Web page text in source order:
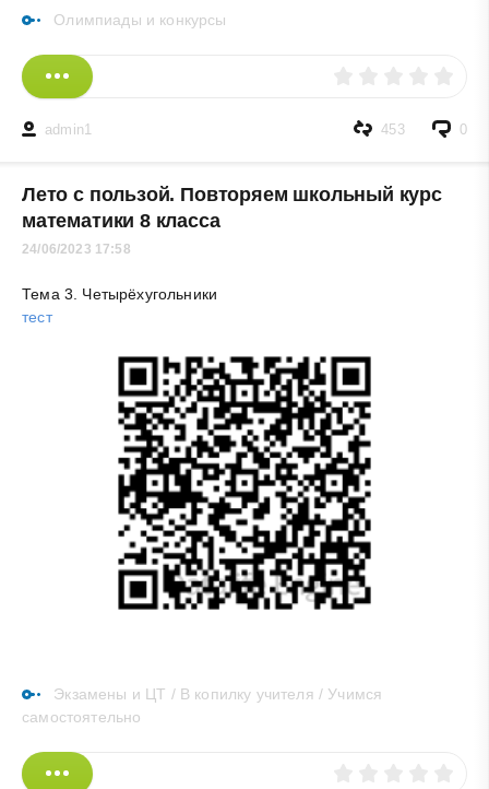
Олимпиады и конкурсы
admin1 0
453
Лето с пользой. Повторяем школьный курс
математики 8 класса
24/06/2023 17:58
Тема 3. Четырёхугольники
тест
Экзамены и ЦТ / В копилку учителя / Учимся
самостоятельно